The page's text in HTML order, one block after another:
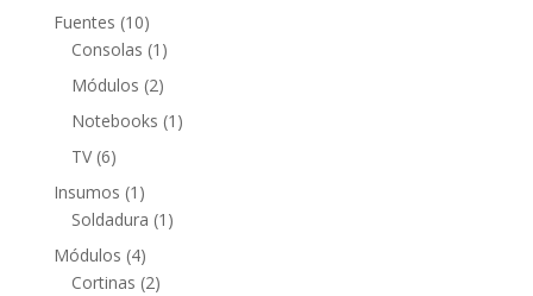
productos
Fuentes 1010
productos
Consolas 1 1
producto
Módulos 22
productos
Notebooks 1 1
TV 66
productos
Insumos 1 1
producto
Soldadura 1 1
Módulos 44
productos
Cortinas 22